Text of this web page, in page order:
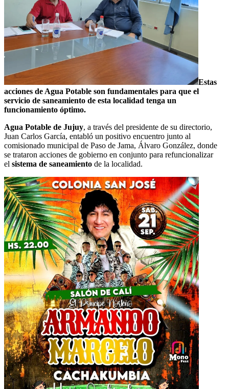
Estas
acciones de Agua Potable son fundamentales para que el
servicio de saneamiento de esta localidad tenga un
funcionamiento óptimo.
Agua Potable de Jujuy, a través del presidente de su directorio,
Juan Carlos García, entabló un positivo encuentro junto al
comisionado municipal de Paso de Jama, Álvaro González, donde
se trataron acciones de gobierno en conjunto para refuncionalizar
el sistema de saneamiento de la localidad.